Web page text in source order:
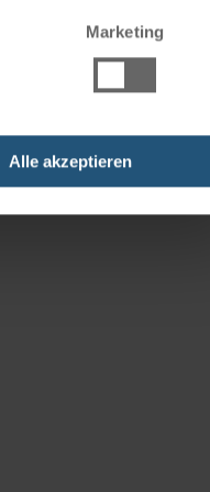
Marketing
Alle akzeptieren